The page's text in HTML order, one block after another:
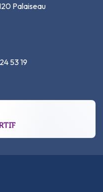
Palaiseau
53 19